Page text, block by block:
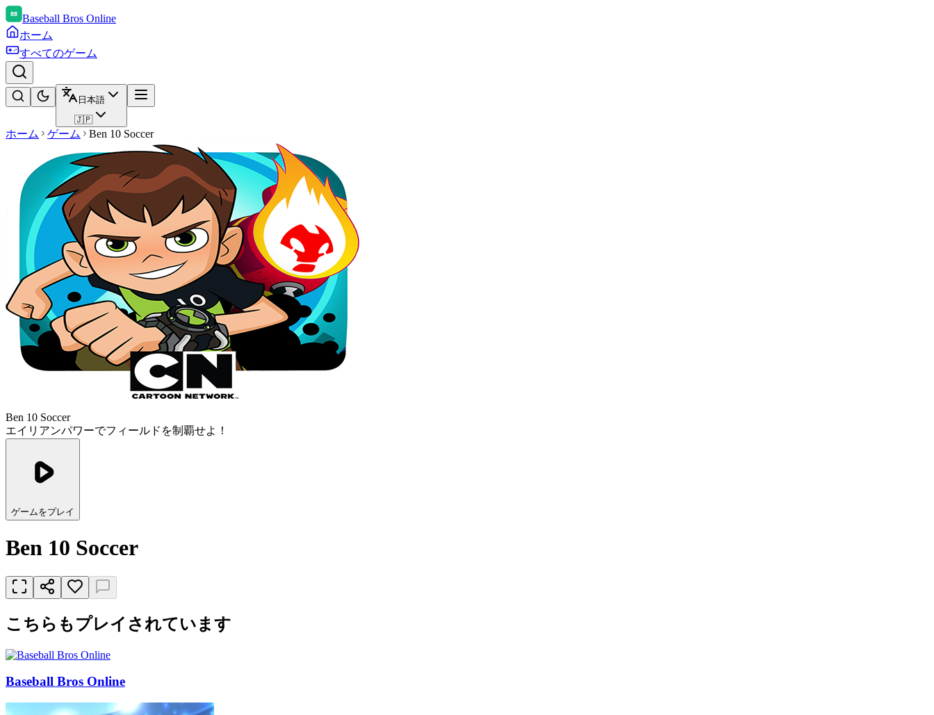
Baseball Bros Online
ホーム
すべてのゲーム
日本語
🇯🇵
ホーム ゲーム Ben 10 Soccer
Ben 10 Soccer
エイリアンパワーでフィールドを制覇せよ！
ゲームをプレイ
Ben 10 Soccer
こちらもプレイされています
Baseball Bros Online